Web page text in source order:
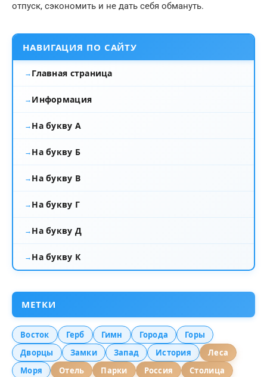
отпуск, сэкономить и не дать себя обмануть.
НАВИГАЦИЯ ПО САЙТУ
Главная страница
Информация
На букву А
На букву Б
На букву В
На букву Г
На букву Д
На букву К
МЕТКИ
Восток Герб Гимн Города
Горы
Дворцы
Замки Запад История
Леса
Моря
Отель Парки Россия
Столица